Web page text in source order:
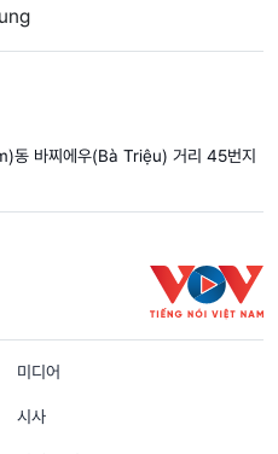
동 바찌에우(Bà Triệu) 거리 45번지
미디어
시사